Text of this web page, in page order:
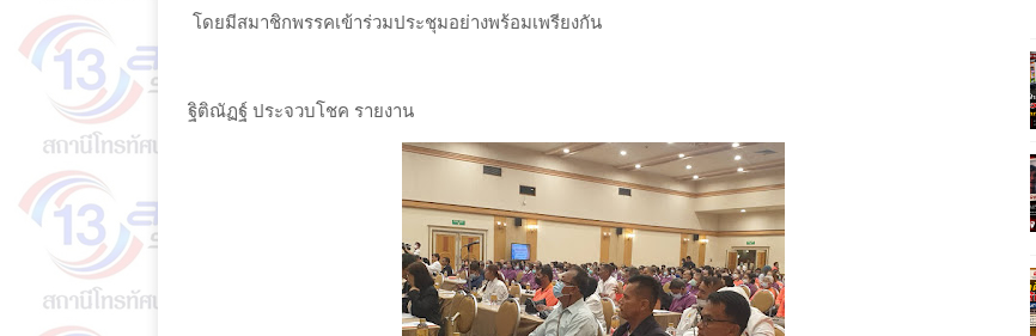
โดยมีสมาชิกพรรคเข้าร่วมประชุมอย่างพร้อมเพรียงกัน
ฐิติณัฏฐ์ ประจวบโชค รายงาน